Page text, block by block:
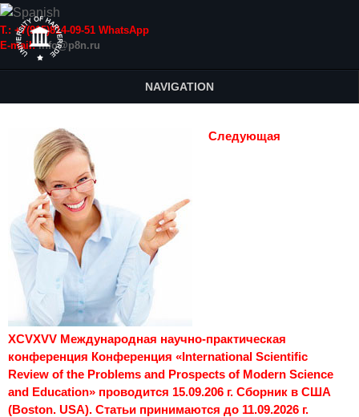
Т.: +7(915)814-09-51 WhatsApp
E-mail:info@p8n.ru
NAVIGATION
Следующая
XCVXVV Международная научно-практическая
конференция Конференция «International Scientific
Review of the Problems and Prospects of Modern Science
and Education» проводится 15.09.206 г. Сборник в США
(Boston. USA). Статьи принимаются до 11.09.2026 г.